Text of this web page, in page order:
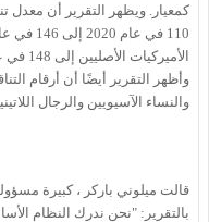
كمعيار. ويظهر التقرير أن معدل
والنساء الآسيويين والرجال
بالتقرير: "نحن ندرك النظام